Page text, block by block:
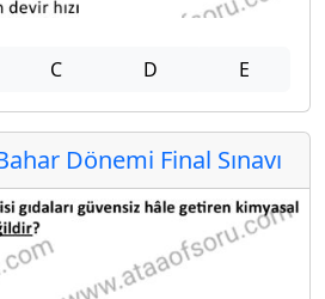
C D E
Dönemi Final Sınavı